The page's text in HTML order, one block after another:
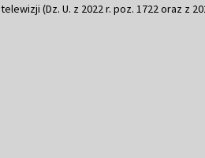
telewizji (Dz. U. z 2022 r. poz. 1722 oraz z